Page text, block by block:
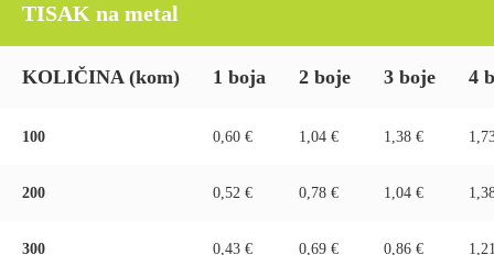
TISAK na metal
KOLIČINA (kom) 1 boja 2 boje 3 boje 4
100 0,60 € 1,04 € 1,38 €
200 0,52 € 0,78 € 1,04 €
300 0,43 € 0,69 € 0,86 €